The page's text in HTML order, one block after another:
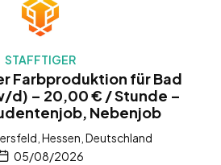
STAFFTIGER
Farbproduktion für Bad
d) – 20,00 € / Stunde –
Nebenjob
Hessen, Deutschland
05/08/2026